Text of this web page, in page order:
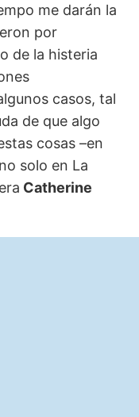
me darán la
por
de la histeria
casos, tal
de que algo
cosas –en
solo en La
Catherine